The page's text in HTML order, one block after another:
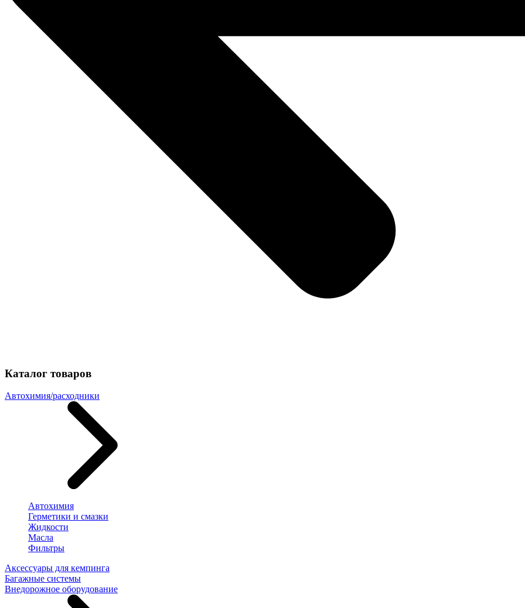
Каталог товаров
Автохимия/расходники
Автохимия
Герметики и смазки
Жидкости
Масла
Фильтры
Аксессуары для кемпинга
Багажные системы
Внедорожное оборудование